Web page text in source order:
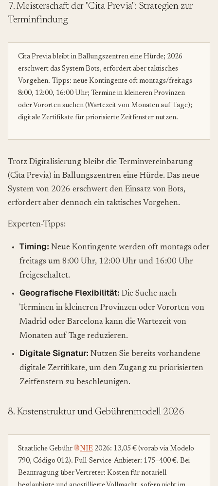
7. Meisterschaft der "Cita Previa": Strategien zur
Terminfindung
Cita Previa bleibt in Ballungszentren eine Hürde; 2026
erschwert das System Bots, erfordert aber taktisches
Vorgehen. Tipps: neue Kontingente oft montags/freitags
8:00, 12:00, 16:00 Uhr; Termine in kleineren Provinzen
oder Vororten suchen (Wartezeit von Monaten auf Tage);
digitale Zertifikate für priorisierte Zeitfenster nutzen.
Trotz Digitalisierung bleibt die Terminvereinbarung
(Cita Previa) in Ballungszentren eine Hürde. Das neue
System von 2026 erschwert den Einsatz von Bots,
erfordert aber dennoch ein taktisches Vorgehen.
Experten-Tipps:
Timing: Neue Kontingente werden oft montags oder
freitags um 8:00 Uhr, 12:00 Uhr und 16:00 Uhr
freigeschaltet.
Geografische Flexibilität: Die Suche nach
Terminen in kleineren Provinzen oder Vororten von
Madrid oder Barcelona kann die Wartezeit von
Monaten auf Tage reduzieren.
Digitale Signatur: Nutzen Sie bereits vorhandene
digitale Zertifikate, um den Zugang zu priorisierten
Zeitfenstern zu beschleunigen.
8. Kostenstruktur und Gebührenmodell 2026
Staatliche Gebühr NIE 2026: 13,05 € (vorab via Modelo
790, Código 012). Full-Service-Anbieter: 175–400 €. Bei
Beantragung über Vertreter: Kosten für notariell